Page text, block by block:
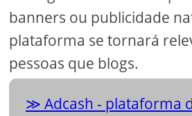
banners ou publicidade
plataforma se tornará
pessoas que blogs.
Adcash - plataforma